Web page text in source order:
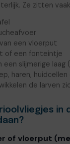
Ze zitten
een vloerput
of een fonteintje
een slijmerige laag
haren, huidcellen
de larven
in
of vloerput